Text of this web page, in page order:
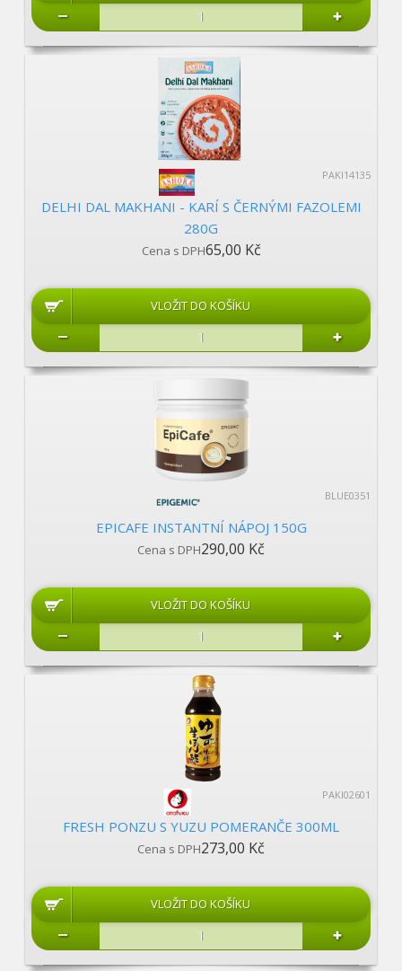
PAKI14135
DELHI DAL MAKHANI - KARÍ S ČERNÝMI FAZOLEMI
280G
Cena s DPH65,00 Kč
BLUE0351
EPICAFE INSTANTNÍ NÁPOJ 150G
Cena s DPH290,00 Kč
PAKI02601
FRESH PONZU S YUZU POMERANČE 300ML
Cena s DPH273,00 Kč